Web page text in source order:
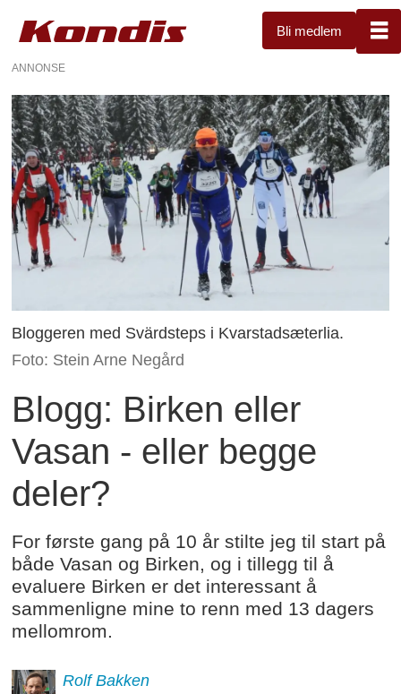
Bli medlem
ANNONSE
Bloggeren med Svärdsteps i Kvarstadsæterlia.
Foto: Stein Arne Negård
Blogg: Birken eller
Vasan - eller begge
deler?
For første gang på 10 år stilte jeg til start på
både Vasan og Birken, og i tillegg til å
evaluere Birken er det interessant å
sammenligne mine to renn med 13 dagers
mellomrom.
Rolf Bakken